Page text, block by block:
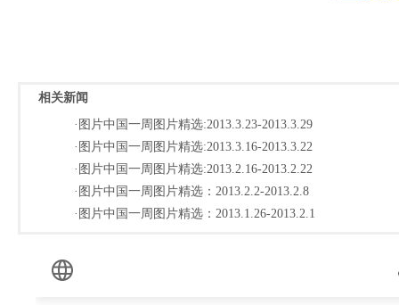
相关新闻
·图片中国一周图片精选:2013.3.23-2013.3.29
·图片中国一周图片精选:2013.3.16-2013.3.22
·图片中国一周图片精选:2013.2.16-2013.2.22
·图片中国一周图片精选：2013.2.2-2013.2.8
·图片中国一周图片精选：2013.1.26-2013.2.1